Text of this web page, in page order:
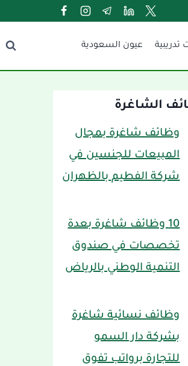
تدريبية عيون السعودية
الشاغرة
وظائف شاغرة بمجال
المبيعات للجنسين في
شركة الفطيم بالظهران
10 وظائف شاغرة بعدة
تخصصات في صندوق
التنمية الوطني بالرياض
وظائف نسائية شاغرة
بشركة دار السمو
للتجارة برواتب تفوق